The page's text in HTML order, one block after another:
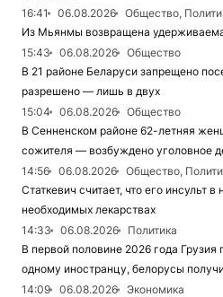
16:41
06.08.2026
Общество,
Из Мьянмы возвращена
15:43
06.08.2026
Общество
В 21 районе Беларуси запрещено
разрешено — лишь в двух
15:04
06.08.2026
Общество
В Сенненском районе 62-летняя
сожителя — возбуждено уголовное
14:56
06.08.2026
Общество,
Статкевич считает, что его инсульт
необходимых лекарствах
14:33
06.08.2026
Политика
В первой половине 2026 года
одному иностранцу, белорусы
14:09
06.08.2026
Экономика